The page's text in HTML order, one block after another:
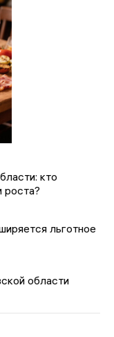
кто
роста?
льготное
области